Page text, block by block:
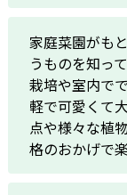
家庭菜園がも
うものを知っ
栽培や室内で
軽で可愛くて
点や様々な植
格のおかげで